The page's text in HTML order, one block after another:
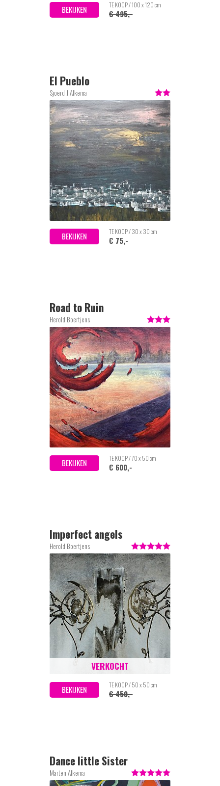
BEKIJKEN TE KOOP / 100 x 120 cm
€ 495,-
El Pueblo
Sjoerd J Alkema
BEKIJKEN TE KOOP / 30 x 30 cm
€ 75,-
Road to Ruin
Herold Boertjens
BEKIJKEN TE KOOP / 70 x 50 cm
€ 600,-
Imperfect angels
Herold Boertjens
BEKIJKEN TE KOOP / 50 x 50 cm
€ 450,-
VERKOCHT
Dance little Sister
Marten Alkema